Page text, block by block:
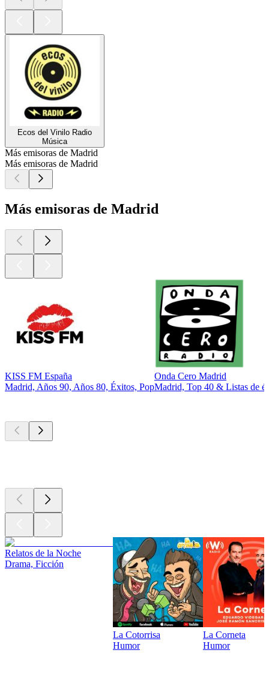
Ecos del Vinilo Radio
Música
Más emisoras de Madrid
Más emisoras de Madrid
Más emisoras de Madrid
KISS FM España
Madrid, Años 90, Años 80, Éxitos, Pop
Onda Cero Madrid
Madrid, Top 40 & Listas de
Relatos de la Noche
Drama, Ficción
La Cotorrisa
Humor
La Corneta
Humor